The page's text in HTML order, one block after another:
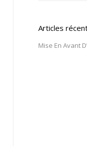
Articles
Mise En Avant